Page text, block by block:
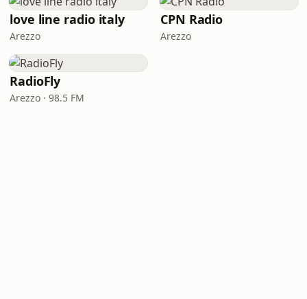
love line radio italy
Arezzo
CPN Radio
Arezzo
RadioFly
Arezzo · 98.5 FM